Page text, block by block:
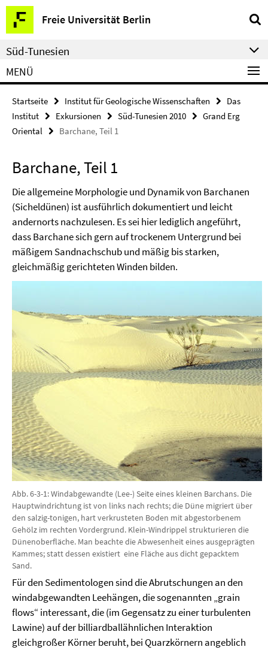
Springe
direkt
zu
Inhalt
Freie Universität Berlin
Service-
Navigation
Süd-Tunesien
MENÜ
Startseite Institut für Geologische Wissenschaften
Das
Institut
Exkursionen Süd-Tunesien 2010
Grand Erg
Oriental
Barchane, Teil 1
Barchane, Teil 1
Die allgemeine Morphologie und Dynamik von Barchanen
(Sicheldünen) ist ausführlich dokumentiert und leicht
andernorts nachzulesen. Es sei hier lediglich angeführt,
dass Barchane sich gern auf trockenem Untergrund bei
mäßigem Sandnachschub und mäßig bis starken,
gleichmäßig gerichteten Winden bilden.
Abb. 6-3-1: Windabgewandte (Lee-) Seite eines kleinen Barchans. Die
Hauptwindrichtung ist von links nach rechts; die Düne migriert über
den salzig-tonigen, hart verkrusteten Boden mit abgestorbenem
Gehölz im rechten Vordergrund. Klein-Windrippel strukturieren die
Dünenoberfläche. Man beachte die Abwesenheit eines ausgeprägten
Kammes; statt dessen existiert eine Fläche aus dicht gepacktem
Sand.
Für den Sedimentologen sind die Abrutschungen an den
windabgewandten Leehängen, die sogenannten „grain
flows“ interessant, die (im Gegensatz zu einer turbulenten
Lawine) auf der billiardballähnlichen Interaktion
gleichgroßer Körner beruht, bei Quarzkörnern angeblich